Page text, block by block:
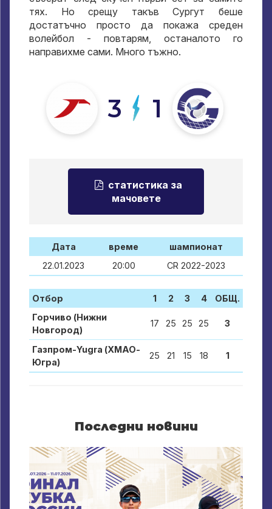
тях. Но срещу такъв Сургут беше
достатъчно просто да покажа среден
волейбол - повтарям, останалото го
направихме сами. Много тъжно.
3 1
статистика за
мачовете
Дата време
шампионат
22.01.2023
20:00 CR 2022-2023
Отбор 1 2 3 4
ОБЩ.
Горчиво (Нижни
Новгород)
17 25 25 25 3
Газпром-Yugra (ХМАО-
Югра)
25 21 15 18 1
Последни новини